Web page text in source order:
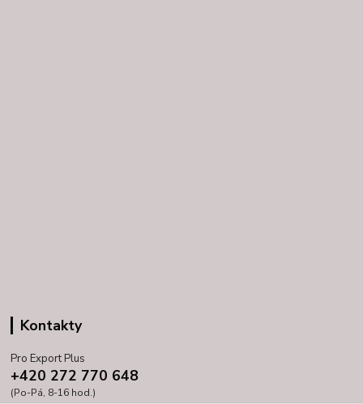
Kontakty
Pro Export Plus
+420 272 770 648
(Po-Pá, 8-16 hod.)